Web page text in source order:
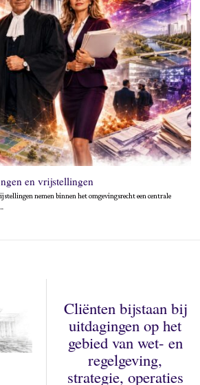
en vrijstellingen
nemen binnen het omgevingsrecht een centrale
Cliënten bijstaan bij
uitdagingen op het
gebied van wet- en
regelgeving,
strategie, operaties